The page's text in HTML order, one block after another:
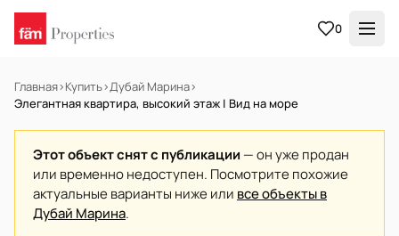
0
Главная›Купить›Дубай Марина›
Элегантная квартира, высокий этаж | Вид на море
Этот объект снят с публикации — он уже продан
или временно недоступен. Посмотрите похожие
актуальные варианты ниже или все объекты в
Дубай Марина.